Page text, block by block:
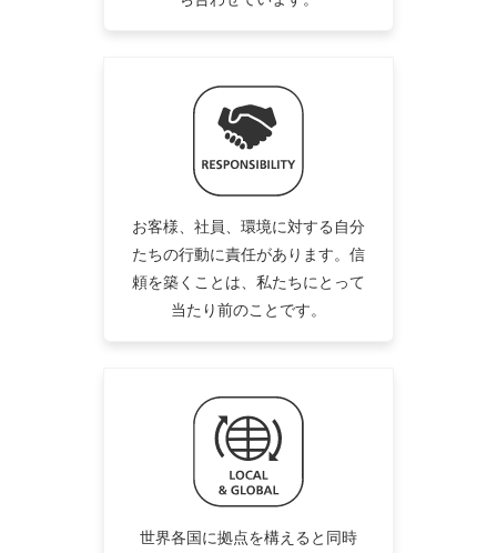
お客様、社員、環境に対する自分
たちの行動に責任があります。信
頼を築くことは、私たちにとって
当たり前のことです。
世界各国に拠点を構えると同時